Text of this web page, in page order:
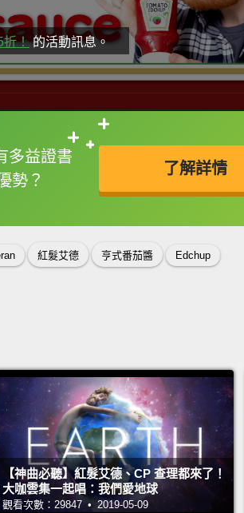
折！的活動訊息。
多益證書
勢？
了解詳情
字幕可以直接查字典喔！
紅髮艾德 亨式番茄醬 Edchup
【神曲必聽】紅髮艾德、CP 查理都來了！
大咖雲集一起唱：我們愛地球
觀看次數：29847 • 2019-05-09